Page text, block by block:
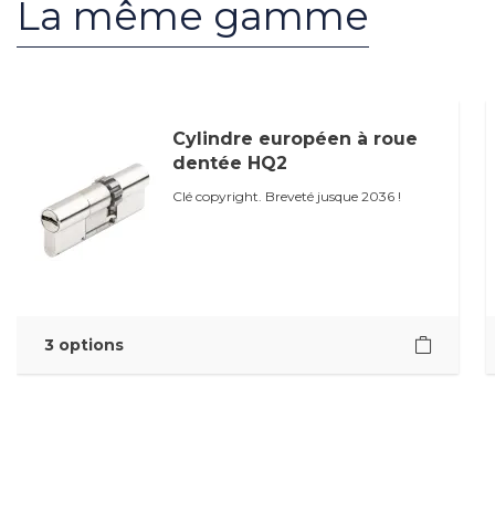
La même gamme
Cylindre européen à roue
dentée HQ2
Clé copyright. Breveté jusque 2036 !
3 options